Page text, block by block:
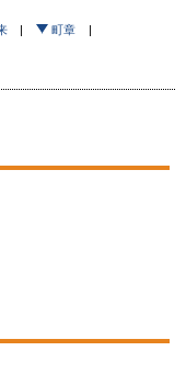
町章